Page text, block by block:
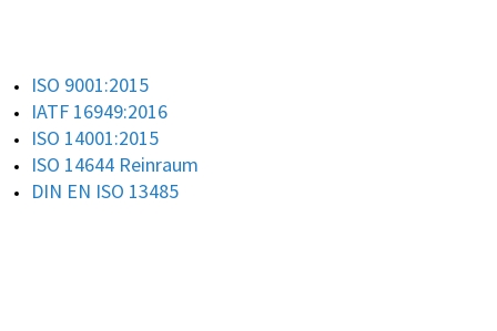
ISO 9001:2015
IATF 16949:2016
ISO 14001:2015
ISO 14644 Reinraum
DIN EN ISO 13485